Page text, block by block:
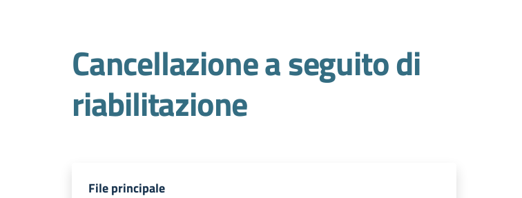
Cancellazione a seguito di
riabilitazione
File principale